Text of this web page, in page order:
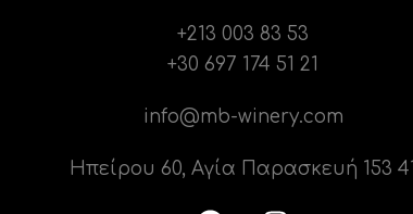
+213 003 83 53
+30 697 174 51 21
info@mb-winery.com
Ηπείρου 60, Αγία Παρασκευή 153 41